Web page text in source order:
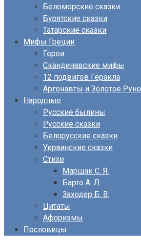
Беломорские сказки
Бурятские сказки
Татарские сказки
Мифы Греции
Герои
Скандинавские мифы
12 подвигов Геракла
Аргонавты и Золотое Руно
Народные
Русские былины
Русские сказки
Белорусские сказки
Украинские сказки
Стихи
Маршак С. Я.
Барто А. Л.
Заходер Б. В.
Цитаты
Афоризмы
Пословицы